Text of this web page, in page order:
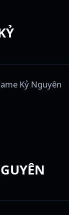
Kỷ Nguyên